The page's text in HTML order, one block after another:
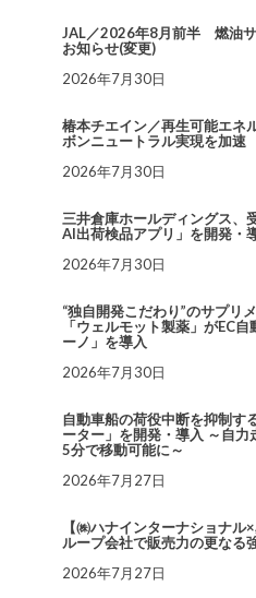
JAL／2026年8月前半 燃油
お知らせ(変更)
2026年7月30日
椿本チエイン／再生可能エネ
ボンニュートラル実現を加速
2026年7月30日
三井倉庫ホールディングス、
AI出荷検品アプリ」を開発・
2026年7月30日
“独自開発こだわり”のサプリ
「ウェルモット製薬」がEC
ーノ」を導入
2026年7月30日
自動車船の荷役中断を抑制す
ーター」を開発・導入 ～自力
5分で移動可能に～
2026年7月27日
【㈱ハナインターナショナル
ループ会社で販売力の更なる
2026年7月27日